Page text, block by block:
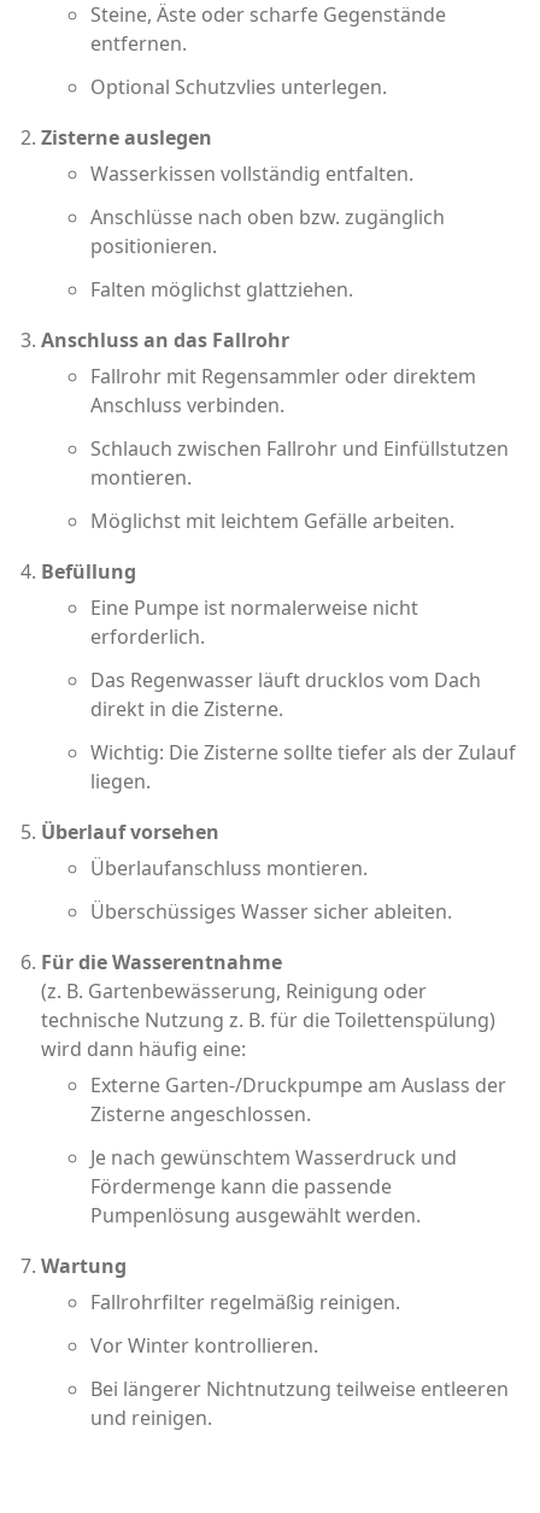
Steine, Äste oder scharfe Gegenstände
entfernen.
Optional Schutzvlies unterlegen.
Zisterne auslegen
Wasserkissen vollständig entfalten.
Anschlüsse nach oben bzw. zugänglich
positionieren.
Falten möglichst glattziehen.
Anschluss an das Fallrohr
Fallrohr mit Regensammler oder direktem
Anschluss verbinden.
Schlauch zwischen Fallrohr und Einfüllstutzen
montieren.
Möglichst mit leichtem Gefälle arbeiten.
Befüllung
Eine Pumpe ist normalerweise nicht
erforderlich.
Das Regenwasser läuft drucklos vom Dach
direkt in die Zisterne.
Wichtig: Die Zisterne sollte tiefer als der Zulauf
liegen.
Überlauf vorsehen
Überlaufanschluss montieren.
Überschüssiges Wasser sicher ableiten.
Für die Wasserentnahme
(z. B. Gartenbewässerung, Reinigung oder
technische Nutzung z. B. für die Toilettenspülung)
wird dann häufig eine:
Externe Garten-/Druckpumpe am Auslass der
Zisterne angeschlossen.
Je nach gewünschtem Wasserdruck und
Fördermenge kann die passende
Pumpenlösung ausgewählt werden.
Wartung
Fallrohrfilter regelmäßig reinigen.
Vor Winter kontrollieren.
Bei längerer Nichtnutzung teilweise entleeren
und reinigen.